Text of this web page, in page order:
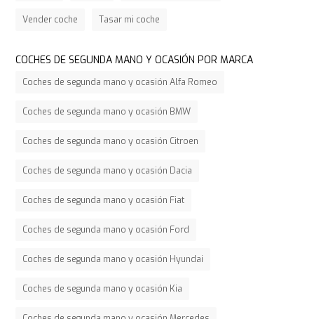
Vender coche Tasar mi coche
COCHES DE SEGUNDA MANO Y OCASIÓN POR MARCA
Coches de segunda mano y ocasión Alfa Romeo
Coches de segunda mano y ocasión BMW
Coches de segunda mano y ocasión Citroen
Coches de segunda mano y ocasión Dacia
Coches de segunda mano y ocasión Fiat
Coches de segunda mano y ocasión Ford
Coches de segunda mano y ocasión Hyundai
Coches de segunda mano y ocasión Kia